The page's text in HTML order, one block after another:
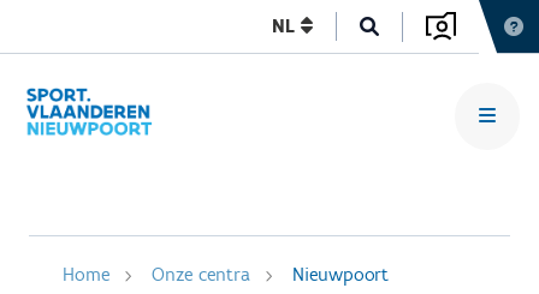
NL
Home Onze centra Nieuwpoort